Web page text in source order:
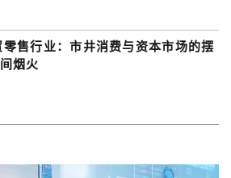
零售行业：市井消费与资本市场的摆
烟火